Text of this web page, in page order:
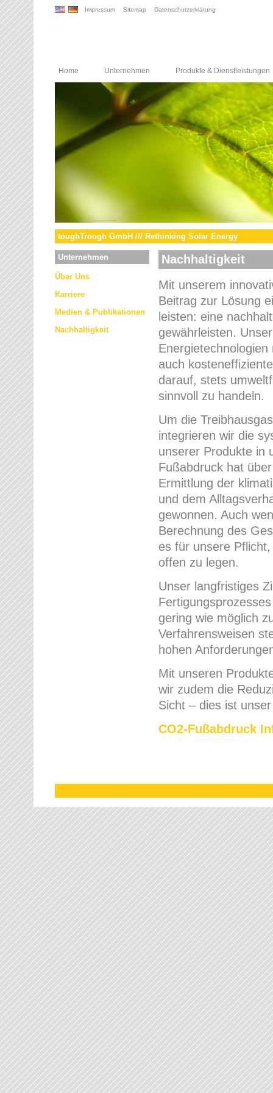
Impressum Sitemap Datenschutzerklärung
Home Unternehmen Produkte & Dienstleistungen
toughTrough GmbH /// Rethinking Solar Energy
Unternehmen
Über Uns
Karriere
Medien & Publikationen
Nachhaltigkeit
Nachhaltigkeit
Mit unserem
Beitrag zur Lösung
leisten: eine
gewährleisten.
auch
darauf, stets
sinnvoll zu handeln.
Um die
integrieren wir die
unserer Produkte in
Fußabdruck hat
Ermittlung der
und dem
gewonnen. Auch
Berechnung des
es für unsere
offen zu legen.
Unser langfristiges
gering wie möglich
Verfahrensweisen
hohen
Mit unseren
wir zudem die
Sicht – dies ist
CO2-Fußabdruck